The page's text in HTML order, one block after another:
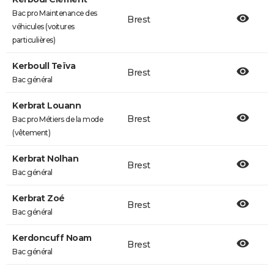
Bac pro Maintenance des
véhicules (voitures
particulières)
Brest
Kerboull Teïva
Bac général
Brest
Kerbrat Louann
Bac pro Métiers de la mode
(vêtement)
Brest
Kerbrat Nolhan
Bac général
Brest
Kerbrat Zoé
Bac général
Brest
Kerdoncuff Noam
Bac général
Brest